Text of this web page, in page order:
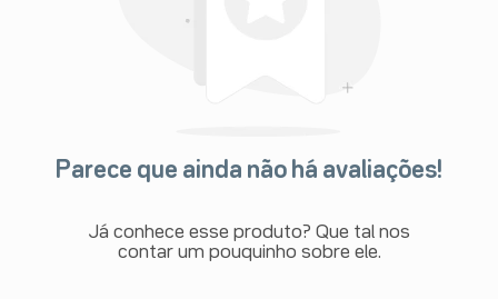
Parece que ainda não há avaliações!
Já conhece esse produto? Que tal nos
contar um pouquinho sobre ele.